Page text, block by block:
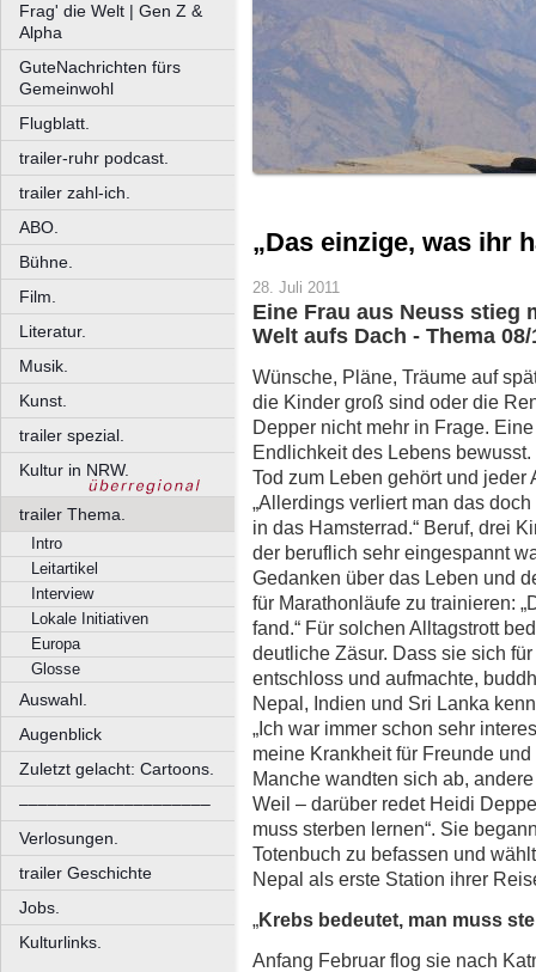
Frag' die Welt | Gen Z &
Alpha
GuteNachrichten fürs
Gemeinwohl
Flugblatt.
trailer-ruhr podcast.
trailer zahl-ich.
ABO.
Bühne.
Film.
Literatur.
Musik.
Kunst.
trailer spezial.
Kultur in NRW.
trailer Thema.
Intro
Leitartikel
Interview
Lokale Initiativen
Europa
Glosse
Auswahl.
Augenblick
Zuletzt gelacht: Cartoons.
––––––––––––––––––––
Verlosungen.
trailer Geschichte
Jobs.
Kulturlinks.
„Das einzige, was ihr
28. Juli 2011
Eine Frau aus Neuss stieg
Welt aufs Dach - Thema
Wünsche, Pläne, Träume auf
die Kinder groß sind oder die
Depper nicht mehr in Frage.
Endlichkeit des Lebens
Tod zum Leben gehört und jeder
„Allerdings verliert man das
in das Hamsterrad.“ Beruf, drei
der beruflich sehr eingespannt
Gedanken über das Leben und
für Marathonläufe zu trainieren:
fand.“ Für solchen Alltagstrott
deutliche Zäsur. Dass sie sich
entschloss und aufmachte,
Nepal, Indien und Sri Lanka
„Ich war immer schon sehr
meine Krankheit für Freunde
Manche wandten sich ab,
Weil – darüber redet Heidi
muss sterben lernen“. Sie
Totenbuch zu befassen und
Nepal als erste Station ihrer
„Krebs bedeutet, man muss
Anfang Februar flog sie nach